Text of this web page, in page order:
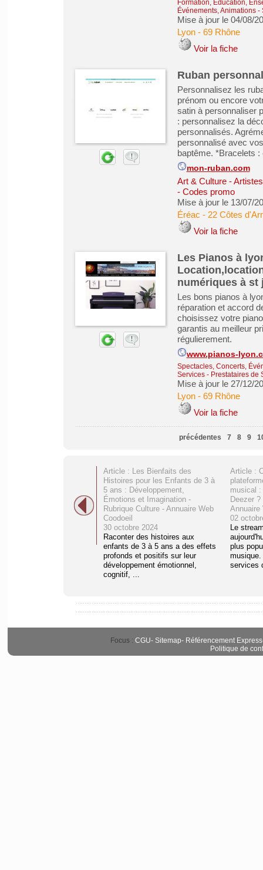
Formation, Éducation,
Événements, Animations-
Mise à jour le 04/08/
Lyon- 69 Rhône
Voir la fiche
Ruban
Personnalisez les
prénom ou encore
satin à personnaliser
: personnalisez la
personnalisés.
personnalisé avec
baptême. *Bracelets
mon-ruban.com
Art & Culture -
- Codes promo
Mise à jour le 13/07/
Éréac - 22 Côtes
Voir la fiche
Les Pianos à
numériques à st
Les bons pianos à
réparation et accord
choisissez votre
garantis au meilleur
régulierement.
www.pianos-
Spectacles, Concerts,
Services - Prestataires de
Mise à jour le 27/12/
Lyon- 69 Rhône
Voir la fiche
précédentes 7 8 9
Article : Les Bienfaits des
Histoires pour les Enfants de 3 à
5 ans : Développement,
Émotions et Imagination -
Rubrique Culture - Annuaire Web
Coodoeil
30 octobre 2024
Raconter des histoires aux
enfants de 3 à 5 ans a des effets
profonds et positifs sur leur
développement émotionnel,
cognitif, ...
Article :
musical
Deezer
Annuaire
02
Le
plus
services
Focus : CGU- Sitemap- Référencement Express
Politique de